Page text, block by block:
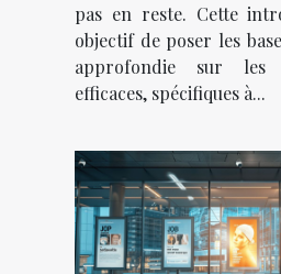
pas en reste. Cette
objectif de poser les
approfondie sur les
efficaces, spécifiques à...